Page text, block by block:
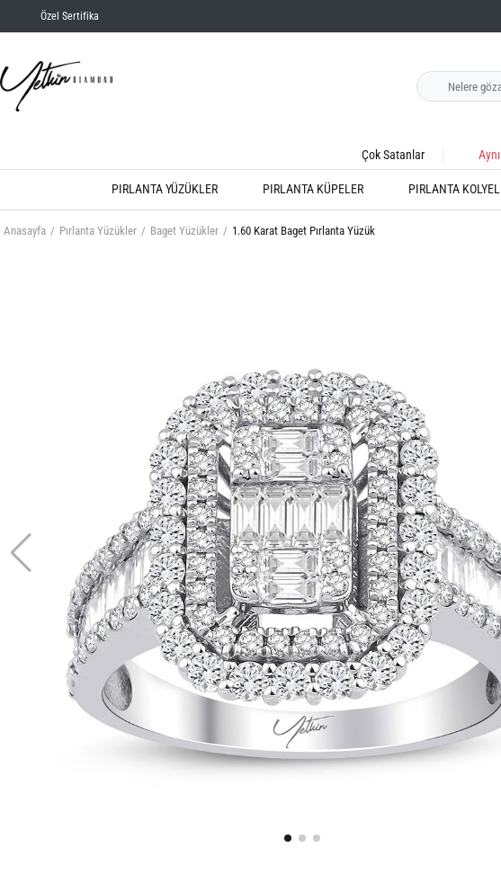
Özel Sertifika
Çok Satanlar
PIRLANTA YÜZÜKLER PIRLANTA KÜPELER PIRLANTA
Anasayfa Pırlanta Yüzükler Baget Yüzükler 1.60 Karat Baget Pırlanta Yüzük